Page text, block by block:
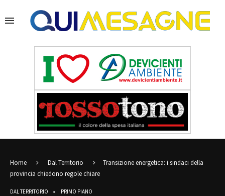
Home Dal Territorio
Transizione energetica: i sindaci della
provincia chiedono regole chiare
DAL TERRITORIO PRIMO PIANO